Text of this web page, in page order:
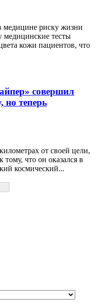
медицине риску жизни
тесты
кожи пациентов, что
совершил
но теперь
от своей цели,
тому, что он оказался в
космический...